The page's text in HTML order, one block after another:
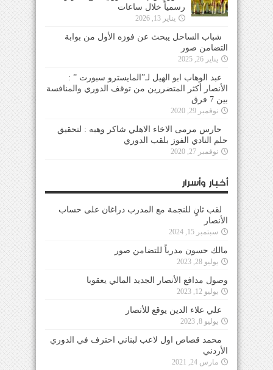
رسمياً خلال ساعات
يناير 13, 2026
شباب الساحل يبحث عن فوزه الأول من بوابة
التضامن صور
يناير 26, 2025
عبد الوهاب ابو الهيل لـ”المايسترو سبورت ” :
الأنصار أكثر المتضررين من توقف الدوري والمنافسة
بين 7 فرق
نوفمبر 29, 2020
حارس مرمى الاخاء الاهلي شاكر وهبه : لتحقيق
حلم النادي الفوز بلقب الدوري
نوفمبر 27, 2020
أخبار وأسرار
لقب ثانٍ للنجمة مع المدرب دراغان على حساب
الأنصار
سبتمبر 15, 2024
مالك حسون مدرباً للتضامن صور
يوليو 28, 2023
وصول مدافع الأنصار الجديد المالي يعقوبا
يوليو 12, 2023
علي علاء الدين يوقع للأنصار
يوليو 8, 2023
محمد قصاص اول لاعب لبناني احترف في الدوري
الأردني
مارس 24, 2021